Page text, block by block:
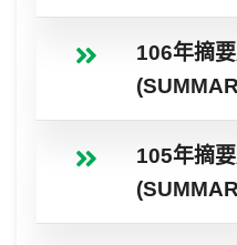
106年摘
105年摘